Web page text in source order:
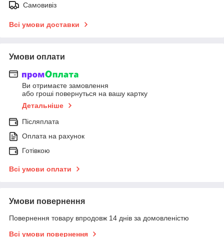
Самовивіз
Всі умови доставки
Умови оплати
Ви отримаєте замовлення
або гроші повернуться на вашу картку
Детальніше
Післяплата
Оплата на рахунок
Готівкою
Всі умови оплати
Умови повернення
Повернення товару впродовж 14 днів за домовленістю
Всі умови повернення